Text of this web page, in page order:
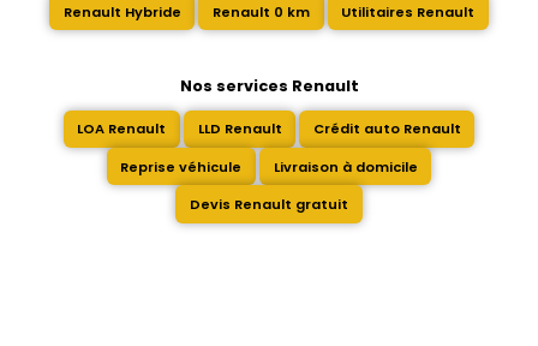
Renault Hybride
Renault 0 km Utilitaires Renault
Nos services Renault
LOA Renault LLD Renault
Crédit auto Renault
Reprise véhicule
Livraison à domicile
Devis Renault gratuit